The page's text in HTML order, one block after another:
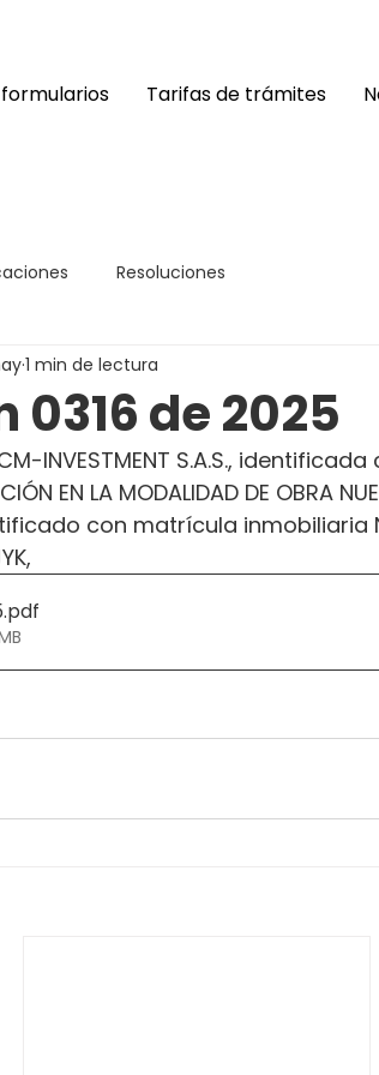
Tarifas de trámites
Resoluciones
0316 de 2025
1 min de lectura
INVESTMENT S.A.S., identificada
EN LA MODALIDAD DE OBRA
con matrícula inmobiliaria
.pdf